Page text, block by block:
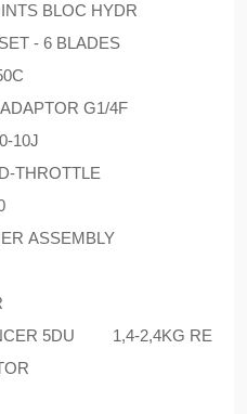
BLOC HYDR
- 6 BLADES
G1/4F
10J
THROTTLE
ASSEMBLY
5DU 1,4-2,4KG RE